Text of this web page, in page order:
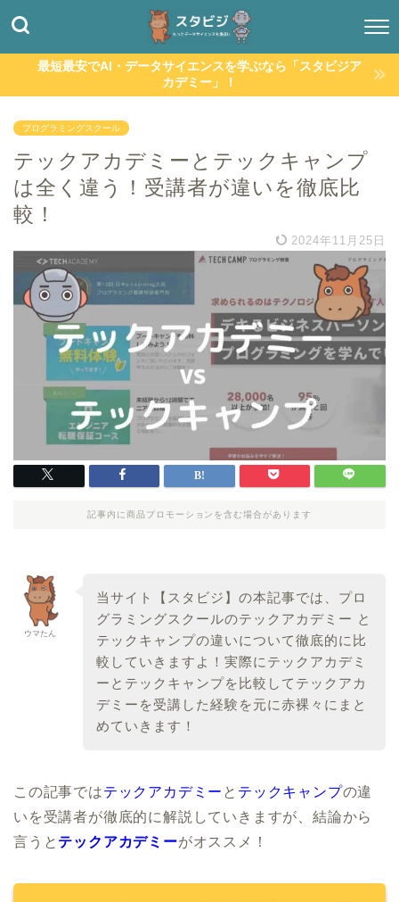
最短最安でAI・データサイエンスを学ぶなら「スタビジア
カデミー」！
プログラミングスクール
テックアカデミーとテックキャンプ
は全く違う！受講者が違いを徹底比
較！
2024年11月25日
記事内に商品プロモーションを含む場合があります
ウマたん
当サイト【スタビジ】の本記事では、プロ
グラミングスクールのテックアカデミー と
テックキャンプの違いについて徹底的に比
較していきますよ！実際にテックアカデミ
ーとテックキャンプを比較してテックアカ
デミーを受講した経験を元に赤裸々にまと
めていきます！
この記事ではテックアカデミー と テックキャンプの違
いを受講者が徹底的に解説していきますが、結論から
言うと テックアカデミーがオススメ！